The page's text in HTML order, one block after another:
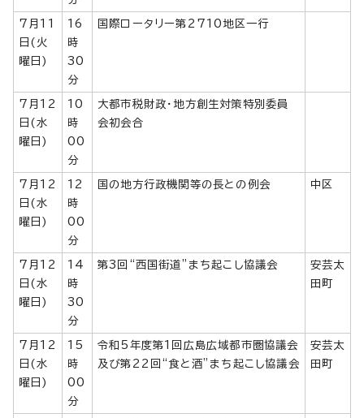
7月11
日(火
曜日)
16
時
30
分
国際ロータリー第2710地区一行
7月12
日(水
曜日)
10
時
00
分
大都市税財政・地方創生対策特別委員
会初会合
7月12
日(水
曜日)
12
時
00
分
国の地方行政機関等の長との例会 中区
7月12
日(水
曜日)
14
時
30
分
第3回“西国街道”まち起こし協議会
安芸太
田町
7月12
日(水
曜日)
15
時
00
分
令和5年度第1回広島広域都市圏協議会
及び第22回“食と酒”まち起こし協議会
安芸太
田町